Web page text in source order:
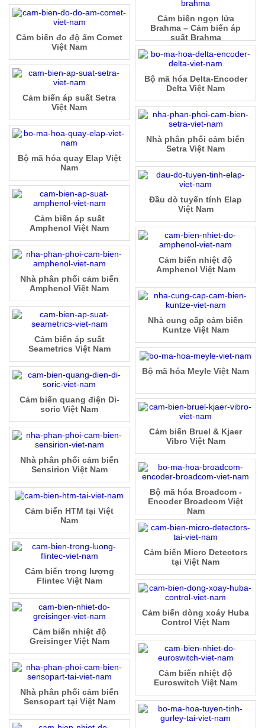
Cảm biến ngọn lửa
Brahma – Cảm biến áp
suất Brahma
Cảm biến đo độ ẩm Comet
Việt Nam
Bộ mã hóa Delta-Encoder
Delta Việt Nam
Cảm biến áp suất Setra
Việt Nam
Nhà phân phối cảm biến
Setra Việt Nam
Bộ mã hóa quay Elap Việt
Nam
Đầu dò tuyến tính Elap
Việt Nam
Cảm biến áp suất
Amphenol Việt Nam
Cảm biến nhiệt độ
Amphenol Việt Nam
Nhà phân phối cảm biến
Amphenol Việt Nam
Nhà cung cấp cảm biến
Kuntze Việt Nam
Cảm biến áp suất
Seametrics Việt Nam
Bộ mã hóa Meyle Việt Nam
Cảm biến quang điện Di-
soric Việt Nam
Cảm biến Bruel & Kjaer
Vibro Việt Nam
Nhà phân phối cảm biến
Sensirion Việt Nam
Bộ mã hóa Broadcom -
Encoder Broadcom Việt
Nam
Cảm biến HTM tại Việt
Nam
Cảm biến Micro Detectors
tại Việt Nam
Cảm biến trọng lượng
Flintec Việt Nam
Cảm biến dòng xoáy Huba
Control Việt Nam
Cảm biến nhiệt độ
Greisinger Việt Nam
Cảm biến nhiệt độ
Euroswitch Việt Nam
Nhà phân phối cảm biến
Sensopart tại Việt Nam